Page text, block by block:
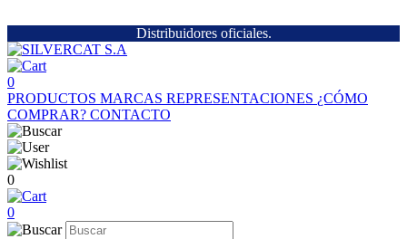
Distribuidores oficiales.
0
PRODUCTOS MARCAS REPRESENTACIONES ¿CÓMO
COMPRAR? CONTACTO
0
0